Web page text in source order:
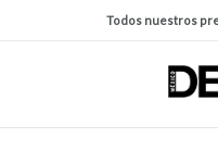
Todos nuestros